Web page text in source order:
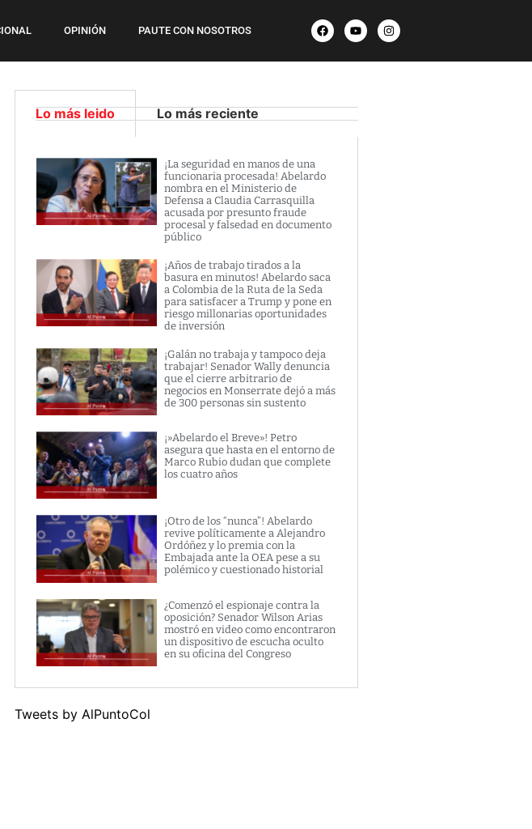
OPINIÓN PAUTE CON NOSOTROS
Lo más leido Lo más reciente
¡La seguridad en manos de una
funcionaria procesada! Abelardo
nombra en el Ministerio de
Defensa a Claudia Carrasquilla
acusada por presunto fraude
procesal y falsedad en documento
público
¡Años de trabajo tirados a la
basura en minutos! Abelardo saca
a Colombia de la Ruta de la Seda
para satisfacer a Trump y pone en
riesgo millonarias oportunidades
de inversión
¡Galán no trabaja y tampoco deja
trabajar! Senador Wally denuncia
que el cierre arbitrario de
negocios en Monserrate dejó a más
de 300 personas sin sustento
¡»Abelardo el Breve»! Petro
asegura que hasta en el entorno de
Marco Rubio dudan que complete
los cuatro años
¡Otro de los “nunca”! Abelardo
revive políticamente a Alejandro
Ordóñez y lo premia con la
Embajada ante la OEA pese a su
polémico y cuestionado historial
¿Comenzó el espionaje contra la
oposición? Senador Wilson Arias
mostró en video como encontraron
un dispositivo de escucha oculto
en su oficina del Congreso
Tweets by AlPuntoCol